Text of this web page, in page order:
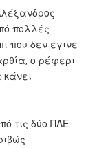
πολλές
που δεν έγινε
ο ρέφερι
τις δύο ΠΑΕ